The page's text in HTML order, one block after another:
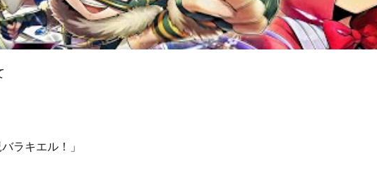
ラキエル！」